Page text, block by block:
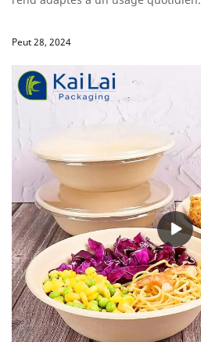
Peut 28, 2024